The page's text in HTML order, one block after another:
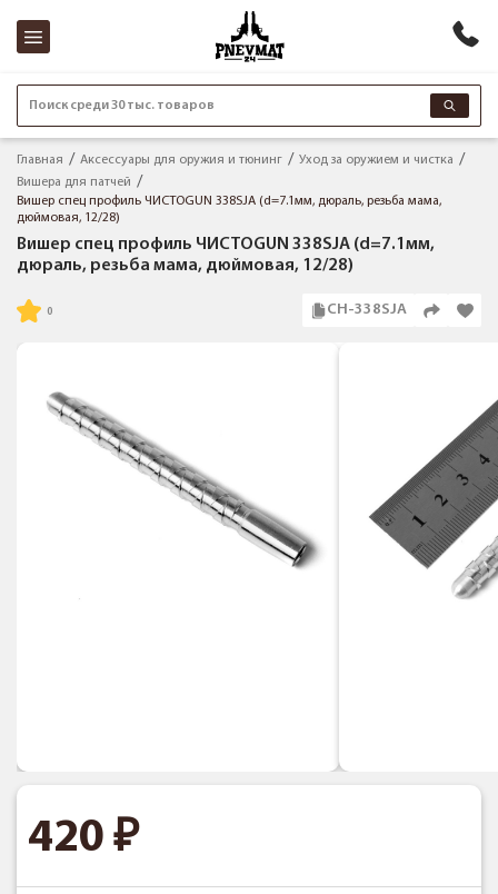
Поиск среди 30 тыс. товаров
Главная Аксессуары для оружия и тюнинг
Уход за оружием и чистка
Вишера для патчей
Вишер спец профиль ЧИСТОGUN 338SJA (d=7.1мм, дюраль, резьба мама,
дюймовая, 12/28)
Вишер спец профиль ЧИСТОGUN 338SJA (d=7.1мм,
дюраль, резьба мама, дюймовая, 12/28)
CH-338SJA
420